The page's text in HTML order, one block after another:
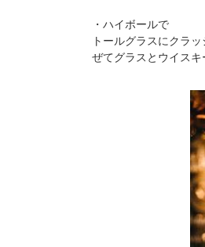
・ハイボールで
トールグラスにクラ
ぜてグラスとウイス